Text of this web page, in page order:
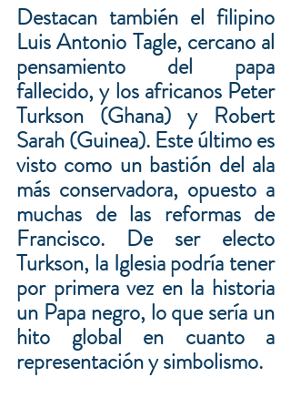
Destacan también el filipino
Luis Antonio Tagle, cercano al
pensamiento del papa
fallecido, y los africanos Peter
Turkson (Ghana) y Robert
Sarah (Guinea). Este último es
visto como un bastión del ala
más conservadora, opuesto a
muchas de las reformas de
Francisco. De ser electo
Turkson, la Iglesia podría tener
por primera vez en la historia
un Papa negro, lo que sería un
hito global en cuanto a
representación y simbolismo.